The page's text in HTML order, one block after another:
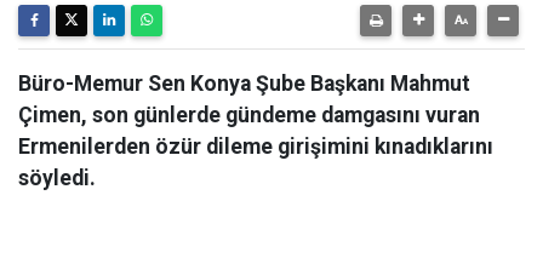
Büro-Memur Sen Konya Şube Başkanı Mahmut
Çimen, son günlerde gündeme damgasını vuran
Ermenilerden özür dileme girişimini kınadıklarını
söyledi.